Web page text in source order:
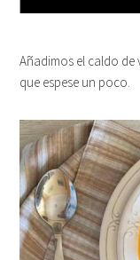
Añadimos el caldo
que espese un poco.